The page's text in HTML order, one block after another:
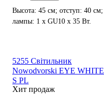
Высота: 45 см; отступ: 40 см;
лампы: 1 х GU10 х 35 Вт.
5255 Світильник
Nowodvorski EYE WHITE
S PL
Хит продаж